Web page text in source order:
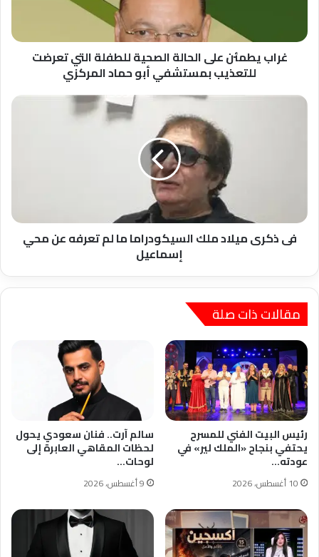
للتعذيب
بمستشفي
المركزي
غراب يطمئن على الحالة الصحية للطفلة التي تعرضت
للتعذيب بمستشفي أبو حماد المركزي
فى
عن
محي
إسماعيل
فى ذكرى ميلاد ملك السيكودراما ما لم تعرفه عن محي
إسماعيل
مقالات ذات صلة
رئيس البيت الفني للمسرح
يحتفي بنجاح «الملك لير» في
عودته…
10 أغسطس، 2026
سالم آرت.. فنان سعودي يحول
لحظات المقاهي العابرة إلى
لوحات…
9 أغسطس، 2026